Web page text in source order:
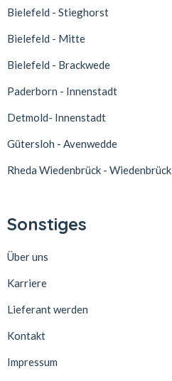
Bielefeld - Stieghorst
Bielefeld - Mitte
Bielefeld - Brackwede
Paderborn - Innenstadt
Detmold- Innenstadt
Gütersloh - Avenwedde
Rheda Wiedenbrück - Wiedenbrück
Sonstiges
Über uns
Karriere
Lieferant werden
Kontakt
Impressum